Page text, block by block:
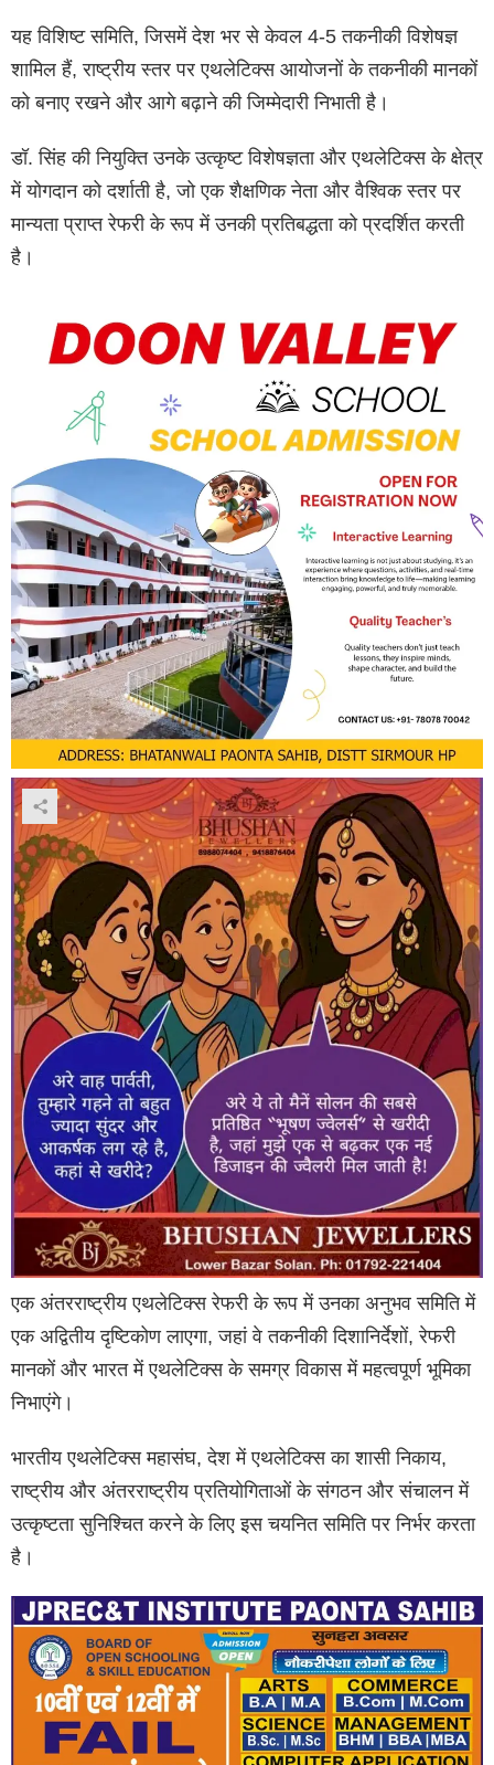
यह विशिष्ट समिति, जिसमें देश भर से केवल 4-5 तकनीकी विशेषज्ञ
शामिल हैं, राष्ट्रीय स्तर पर एथलेटिक्स आयोजनों के तकनीकी मानकों
को बनाए रखने और आगे बढ़ाने की जिम्मेदारी निभाती है।
डॉ. सिंह की नियुक्ति उनके उत्कृष्ट विशेषज्ञता और एथलेटिक्स के क्षेत्र
में योगदान को दर्शाती है, जो एक शैक्षणिक नेता और वैश्विक स्तर पर
मान्यता प्राप्त रेफरी के रूप में उनकी प्रतिबद्धता को प्रदर्शित करती
है।
एक अंतरराष्ट्रीय एथलेटिक्स रेफरी के रूप में उनका अनुभव समिति में
एक अद्वितीय दृष्टिकोण लाएगा, जहां वे तकनीकी दिशानिर्देशों, रेफरी
मानकों और भारत में एथलेटिक्स के समग्र विकास में महत्वपूर्ण भूमिका
निभाएंगे।
भारतीय एथलेटिक्स महासंघ, देश में एथलेटिक्स का शासी निकाय,
राष्ट्रीय और अंतरराष्ट्रीय प्रतियोगिताओं के संगठन और संचालन में
उत्कृष्टता सुनिश्चित करने के लिए इस चयनित समिति पर निर्भर करता
है।